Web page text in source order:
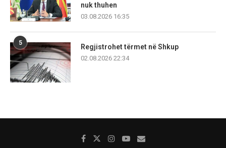
nuk thuhen
03.08.2026 16:35
5
Regjistrohet tërmet në Shkup
02.08.2026 22:34